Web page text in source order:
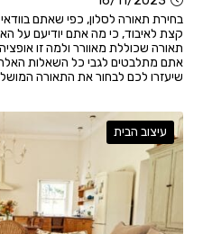
בחירת תאורה לסלון, כפי שאתם
קצת לאיבוד, כי מה אתם יודיעם על
תאורה שכוללת מאוורר ולמה זו
אתם מתלבטים לגבי כל השאלות
שיעזרו לכם לבחור את התאורה
עיצוב הבית